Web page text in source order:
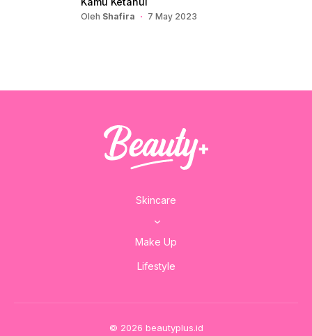
Oleh Shafira 7 May 2023
Skincare
Make Up
Lifestyle
© 2026 beautyplus.id